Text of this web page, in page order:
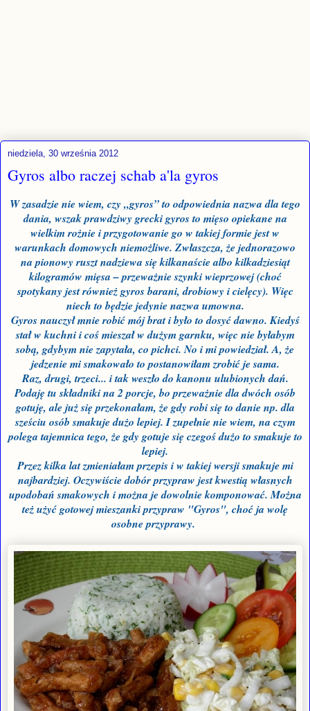
niedziela, 30 września 2012
Gyros albo raczej schab a'la gyros
W zasadzie nie wiem, czy „gyros” to odpowiednia nazwa dla tego
dania, wszak prawdziwy grecki gyros to mięso opiekane na
wielkim rożnie i przygotowanie go w takiej formie jest w
warunkach domowych niemożliwe. Zwłaszcza, że jednorazowo
na pionowy ruszt nadziewa się kilkanaście albo kilkadziesiąt
kilogramów mięsa – przeważnie szynki wieprzowej (choć
spotykany jest również gyros barani, drobiowy i cielęcy). Więc
niech to będzie jedynie nazwa umowna.
Gyrosnauczył mnie robić mój brat i było to dosyć dawno. Kiedyś
stał w kuchni i coś mieszał w dużym garnku, więc nie byłabym
sobą, gdybym nie zapytała, co pichci. No i mi powiedział. A, że
jedzenie mi smakowało to postanowiłam zrobić je sama.
Raz, drugi, trzeci... i tak weszło do kanonu ulubionych dań.
Podaję tu składniki na 2 porcje, bo przeważnie dla dwóch osób
gotuję, ale już się przekonałam, że gdy robi się to danie np. dla
sześciu osób smakuje dużo lepiej. I zupełnie nie wiem, na czym
polega tajemnica tego, że gdy gotuje się czegoś dużo to smakuje to
lepiej.
Przez kilka lat zmieniałam przepis i w takiej wersji smakuje mi
najbardziej. Oczywiście dobór przypraw jest kwestią własnych
upodobań smakowych i można je dowolnie komponować. Można
też użyć gotowej mieszanki przypraw "Gyros", choć ja wolę
osobne przyprawy.